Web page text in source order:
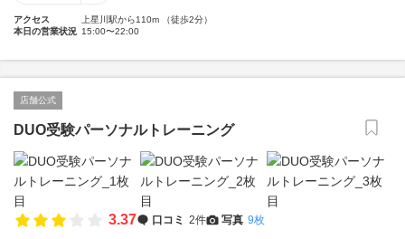
アクセス
上星川駅から110m （徒歩2分）
本日の営業状況 15:00〜22:00
店舗公式
DUO受験パーソナルトレーニング
3.37 口コミ 2件 写真 9枚